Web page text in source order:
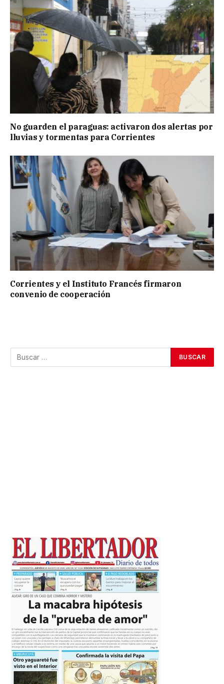
No guarden el paraguas: activaron dos alertas por
lluvias y tormentas para Corrientes
Corrientes y el Instituto Francés firmaron
convenio de cooperación